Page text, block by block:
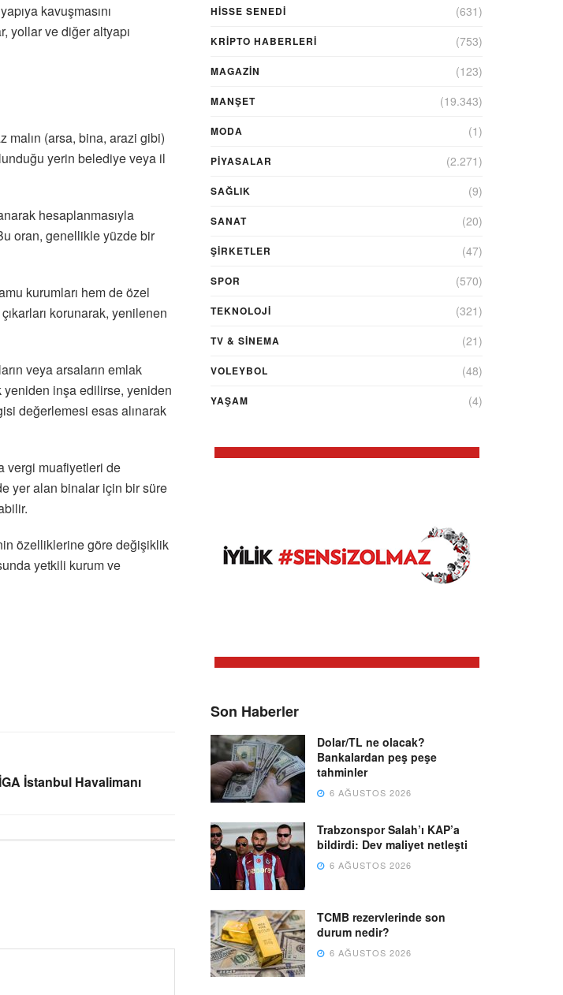
kavuşmasını
yollar ve diğer altyapı
malın (arsa, bina, arazi gibi)
yerin belediye veya il
hesaplanmasıyla
oran, genellikle yüzde bir
kurumları hem de özel
korunarak, yenilenen
veya arsaların emlak
yeniden inşa edilirse, yeniden
değerlemesi esas alınarak
vergi muafiyetleri de
yer alan binalar için bir süre
özelliklerine göre değişiklik
yetkili kurum ve
İstanbul Havalimanı
HİSSE SENEDİ (631)
KRIPTO HABERLERI (753)
MAGAZİN (123)
MANŞET (19.343)
MODA (1)
PİYASALAR (2.271)
SAĞLIK (9)
SANAT (20)
ŞIRKETLER (47)
SPOR (570)
TEKNOLOJİ (321)
TV & SINEMA (21)
VOLEYBOL (48)
YAŞAM (4)
Son Haberler
Dolar/TL ne olacak?
Bankalardan peş peşe
tahminler
6 AĞUSTOS 2026
Trabzonspor Salah’ı KAP’a
bildirdi: Dev maliyet netleşti
6 AĞUSTOS 2026
TCMB rezervlerinde son
durum nedir?
6 AĞUSTOS 2026